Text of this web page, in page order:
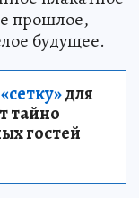
прошлое,
будущее.
для
тайно
гостей